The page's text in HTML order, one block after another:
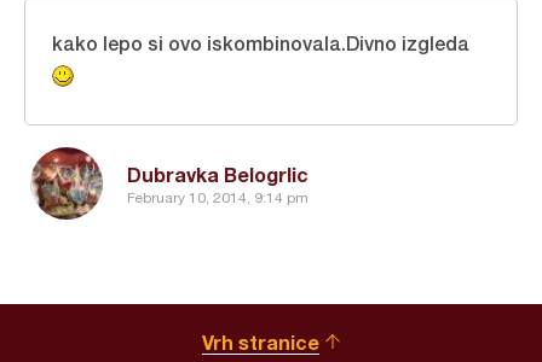
Dubravka Belogrlic
February 10, 2014, 9:14 pm
kako lepo si ovo iskombinovala.Divno izgleda
Vrh stranice